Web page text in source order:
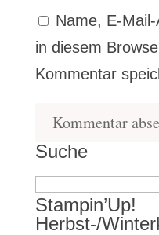
Name, E-
in diesem
Kommentar
Suche
Suchen
nach:
Stampin’Up!
Herbst-/